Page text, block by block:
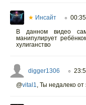
★ Инсайт ○
В данном видео
манипулирует
хулиганство
digger1306 ○
@vital1, Ты недалеко